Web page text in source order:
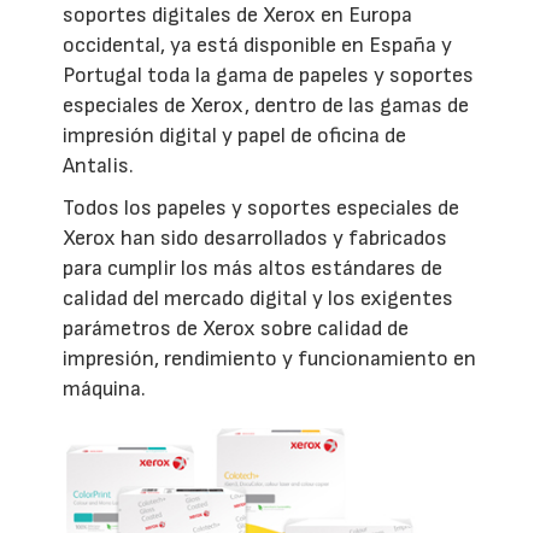
soportes digitales de Xerox en Europa
occidental, ya está disponible en España y
Portugal toda la gama de papeles y soportes
especiales de Xerox, dentro de las gamas de
impresión digital y papel de oficina de
Antalis.
Todos los papeles y soportes especiales de
Xerox han sido desarrollados y fabricados
para cumplir los más altos estándares de
calidad del mercado digital y los exigentes
parámetros de Xerox sobre calidad de
impresión, rendimiento y funcionamiento en
máquina.